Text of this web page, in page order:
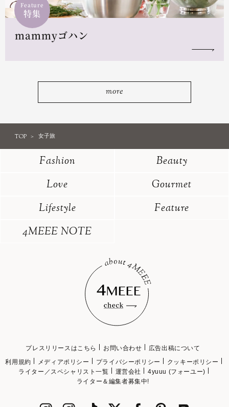
Feature
特集
mammyゴハン
more
TOP 女子旅
Fashion
Beauty
Love
Gourmet
Lifestyle
Feature
4MEEE NOTE
プレスリリースはこちら お問い合わせ
広告出稿について
利用規約
メディアポリシー プライバシーポリシー
クッキーポリシー
ライター／スペシャリスト一覧
運営会社
4yuuu (フォーユー)
ライター＆編集者募集中!